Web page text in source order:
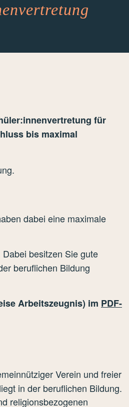
für
bis maximal
dabei eine maximale
besitzen Sie gute
beruflichen Bildung
Arbeitszeugnis) im PDF-
Verein und freier
in der beruflichen Bildung.
religionsbezogenen